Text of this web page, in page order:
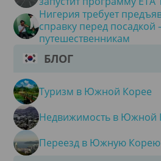
Нигерия требует
справку перед
путешественникам
БЛОГ
Туризм в Южной Корее
Недвижимость в Южной
Переезд в Южную Корею